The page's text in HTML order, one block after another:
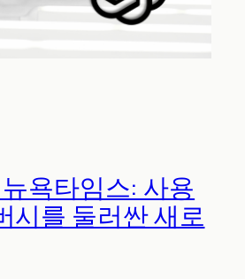
욕타임스: 사용
시를 둘러싼 새로